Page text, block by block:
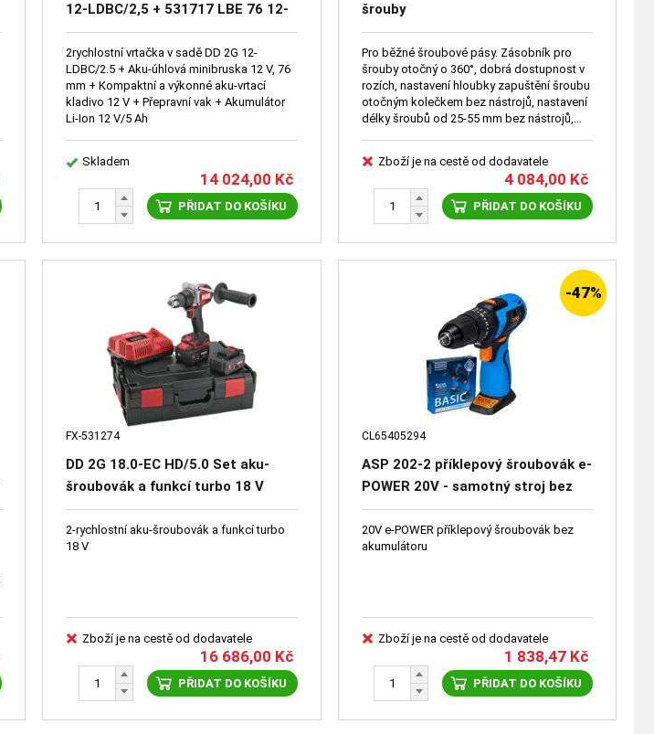
12-LDBC/2,5 + 531717 LBE 76 12-
EC C + 534402 FB S 410/200 +
532739 P-Set55R + 531690 AP
12/5,0 + 531709 FHE 1-16 12-EC C
2rychlostní vrtačka v sadě DD 2G 12-
LDBC/2.5 + Aku-úhlová minibruska 12 V, 76
mm + Kompaktní a výkonné aku-vrtací
kladivo 12 V + Přepravní vak + Akumulátor
Li-Ion 12 V/5 Ah
Skladem
14 024,00 Kč
PŘIDAT DO KOŠÍKU
šrouby
Pro běžné šroubové pásy. Zásobník pro
šrouby otočný o 360°, dobrá dostupnost v
rozích, nastavení hloubky zapuštění šroubu
otočným kolečkem bez nástrojů, nastavení
délky šroubů od 25-55 mm bez nástrojů,
Zboží je na cestě od dodavatele
4 084,00 Kč
PŘIDAT DO KOŠÍKU
FX-531274
DD 2G 18.0-EC HD/5.0 Set aku-
šroubovák a funkcí turbo 18 V
2-rychlostní aku-šroubovák a funkcí turbo
18 V
Zboží je na cestě od dodavatele
16 686,00 Kč
PŘIDAT DO KOŠÍKU
-47%
CL65405294
ASP 202-2 příklepový šroubovák e-
POWER 20V - samotný stroj bez
aku
20V e-POWER příklepový šroubovák bez
akumulátoru
Zboží je na cestě od dodavatele
1 838,47Kč
PŘIDAT DO KOŠÍKU